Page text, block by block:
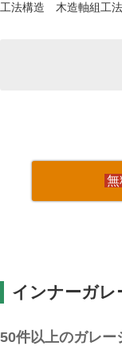
工法構造 木造軸組工法
インナーガ
50件以上のガレー